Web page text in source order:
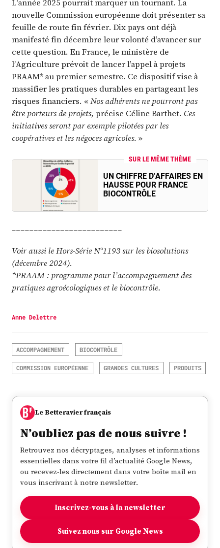
nouvelle Commission européenne doit présenter sa
feuille de route fin février. Dix pays ont déjà
manifesté fin décembre leur volonté d’avancer sur
cette question. En France, le ministère de
l’Agriculture prévoit de lancer l’appel à projets
PRAAM* au premier semestre. Ce dispositif vise à
massifier les pratiques durables en partageant les
risques financiers. «Nos adhérents ne pourront pas
être porteurs de projets, précise Céline Barthet. Ces
initiatives seront par exemple pilotées par les
coopératives et les négoces agricoles. »
SUR LE MÊME THÈME
UN CHIFFRE D’AFFAIRES EN
HAUSSE POUR FRANCE
BIOCONTRÔLE
_________________________
Voir aussi le Hors-Série N°1193 sur les biosolutions
(décembre 2024).
*PRAAM : programme pour l’accompagnement des
pratiques agroécologiques et le biocontrôle.
Anne Delettre
ACCOMPAGNEMENT BIOCONTRÔLE
COMMISSION EUROPÉENNE GRANDES CULTURES PRODUITS
Le Betteravier français
N’oubliez pas de nous suivre !
Retrouvez nos décryptages, analyses et informations
essentielles dans votre fil d’actualité Google News,
ou recevez-les directement dans votre boîte mail en
vous inscrivant à notre newsletter.
Inscrivez-vous à la newsletter
Suivez nous sur Google News